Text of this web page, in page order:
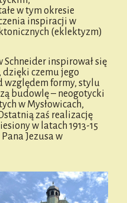
w tym okresie
inspiracji w
(eklektyzm)
inspirował się
czemu jego
względem formy, stylu
budowlę – neogotycki
w Mysłowicach,
zaś realizację
w latach 1913-15
Jezusa w